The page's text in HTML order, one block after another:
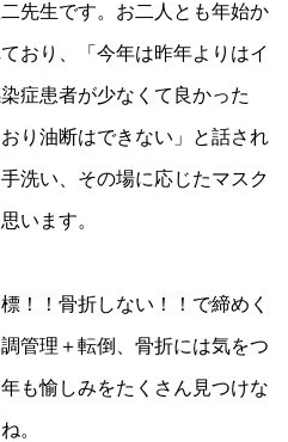
先生です。お二人とも年始か
おり、「今年は昨年よりはイ
症患者が少なくて良かった
り油断はできない」と話され
洗い、その場に応じたマスク
います。
！！骨折しない！！で締めく
管理＋転倒、骨折には気をつ
も愉しみをたくさん見つけな
。